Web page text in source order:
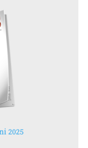
2025